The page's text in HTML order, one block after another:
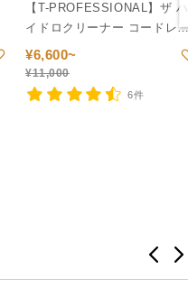
【T-PROFESSIONAL】ザ ハ
イドロクリーナー コードレ
高圧洗浄機
¥6,600~
¥11,000
6件